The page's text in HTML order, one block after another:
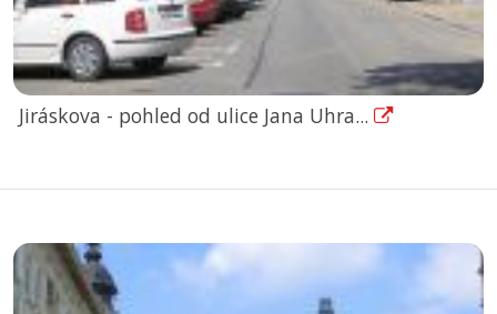
Jiráskova - pohled od ulice Jana Uhra...